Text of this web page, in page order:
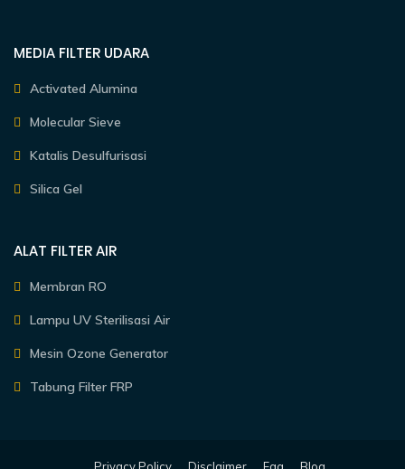
MEDIA FILTER UDARA
Activated Alumina
Molecular Sieve
Katalis Desulfurisasi
Silica Gel
ALAT FILTER AIR
Membran RO
Lampu UV Sterilisasi Air
Mesin Ozone Generator
Tabung Filter FRP